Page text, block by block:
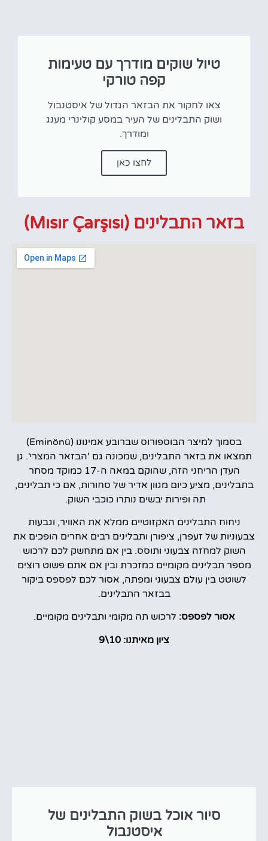
טיול שוקים מודרך עם טעימות
קפה טורקי
צאו לחקור את הבזאר הגדול של איסטנבול
ושוק התבלינים של העיר במסע קולינרי מענג
ומודרך.
לחצו כאן
בזאר התבלינים (Mısır Çarşısı)
בסמוך למיצר הבוספורוס שברובע אמינונו (Eminönü)
תמצאו את בזאר התבלינים, שמכונה גם 'הבזאר המצרי'. גן
העדן הריחני הזה, שהוקם במאה ה-17 כמוקד מסחר
בתבלינים, מציע כיום מגוון אדיר של סחורות, אם כי תבלינים,
תה ופירות יבשים נותרו כוכבי השוק.
ניחוח התבלינים האקזוטיים ממלא את האוויר, וגבעות
צבעוניות של זעפרן, ציפורן ותבלינים רבים אחרים הופכים את
השוק למחזה צבעוני ותוסס. בין אם מתחשק לכם לרכוש
מספר תבלינים מקומיים כמזכרת ובין אם אתם פשוט רוצים
לשוטט בין עולם צבעוני ומפתה, אסור לכם לפספס ביקור
בבזאר התבלינים.
אסור לפספס: לרכוש תה מקומי ותבלינים מקומיים.
ציון מאיתנו: 10\9
סיור אוכל בשוק התבלינים של
איסטנבול